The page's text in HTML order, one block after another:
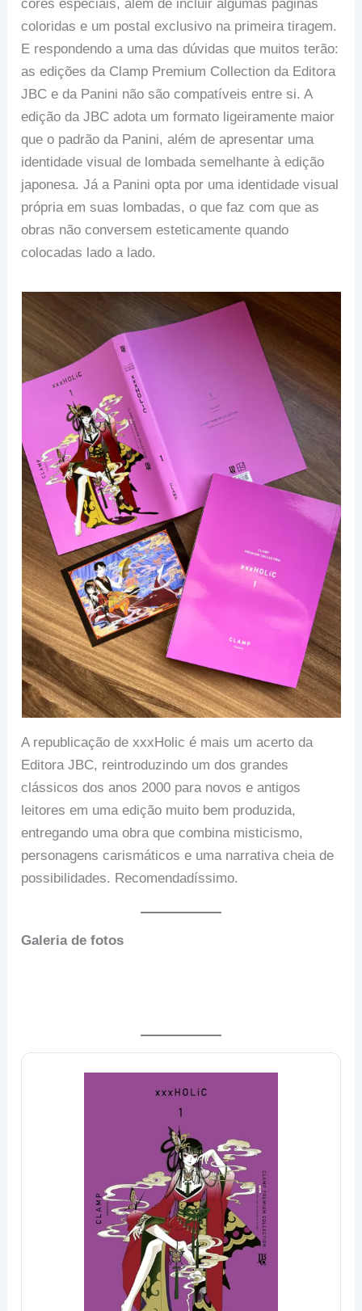
cores especiais, além de incluir algumas páginas
coloridas e um postal exclusivo na primeira tiragem.
E respondendo a uma das dúvidas que muitos terão:
as edições da Clamp Premium Collection da Editora
JBC e da Panini não são compatíveis entre si. A
edição da JBC adota um formato ligeiramente maior
que o padrão da Panini, além de apresentar uma
identidade visual de lombada semelhante à edição
japonesa. Já a Panini opta por uma identidade visual
própria em suas lombadas, o que faz com que as
obras não conversem esteticamente quando
colocadas lado a lado.
A republicação de xxxHolic é mais um acerto da
Editora JBC, reintroduzindo um dos grandes
clássicos dos anos 2000 para novos e antigos
leitores em uma edição muito bem produzida,
entregando uma obra que combina misticismo,
personagens carismáticos e uma narrativa cheia de
possibilidades. Recomendadíssimo.
Galeria de fotos